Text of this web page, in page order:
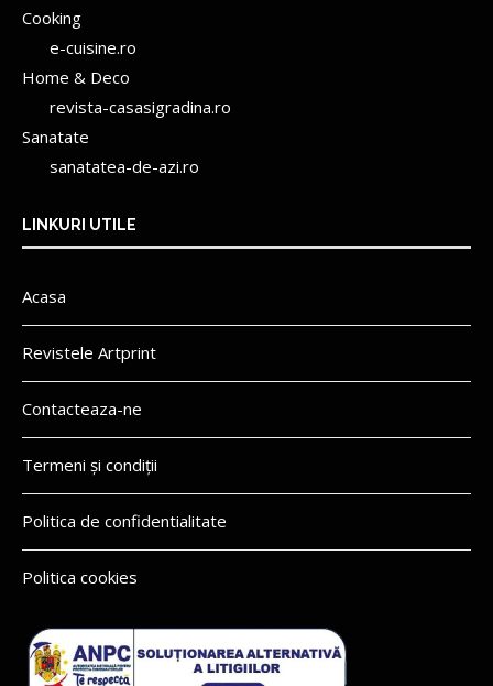
Cooking
e-cuisine.ro
Home & Deco
revista-casasigradina.ro
Sanatate
sanatatea-de-azi.ro
LINKURI UTILE
Acasa
Revistele Artprint
Contacteaza-ne
Termeni și condiții
Politica de confidentialitate
Politica cookies